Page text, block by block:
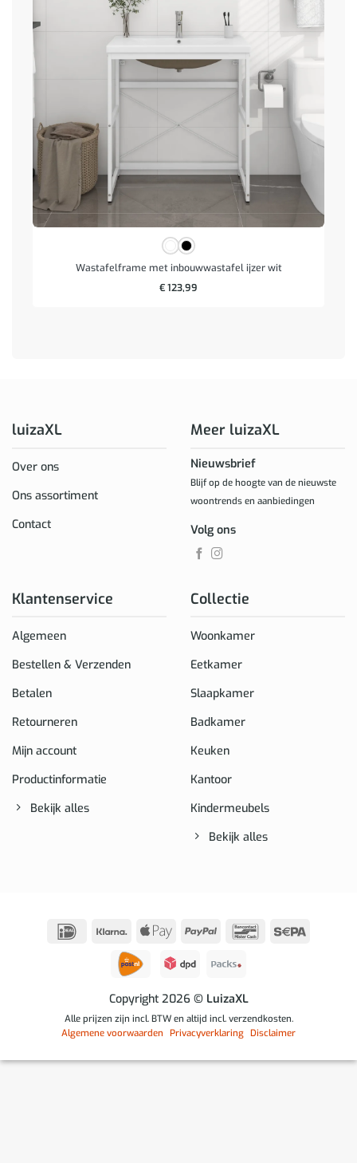
Wastafelframe met inbouwwastafel ijzer wit
€123,99
luizaXL
Over ons
Ons assortiment
Contact
Klantenservice
Algemeen
Bestellen & Verzenden
Betalen
Retourneren
Mijn account
Productinformatie
Bekijk alles
Collectie
Woonkamer
Eetkamer
Slaapkamer
Badkamer
Keuken
Kantoor
Kindermeubels
Bekijk alles
Meer luizaXL
Nieuwsbrief
Blijf op de hoogte van de nieuwste
woontrends en aanbiedingen
Volg ons
IDeal Klarna
Apple
PayPal Bancontact
Copyright 2026 © LuizaXL
Alle prijzen zijn incl. BTW en altijd incl. verzendkosten.
Algemene voorwaarden Privacyverklaring Disclaimer